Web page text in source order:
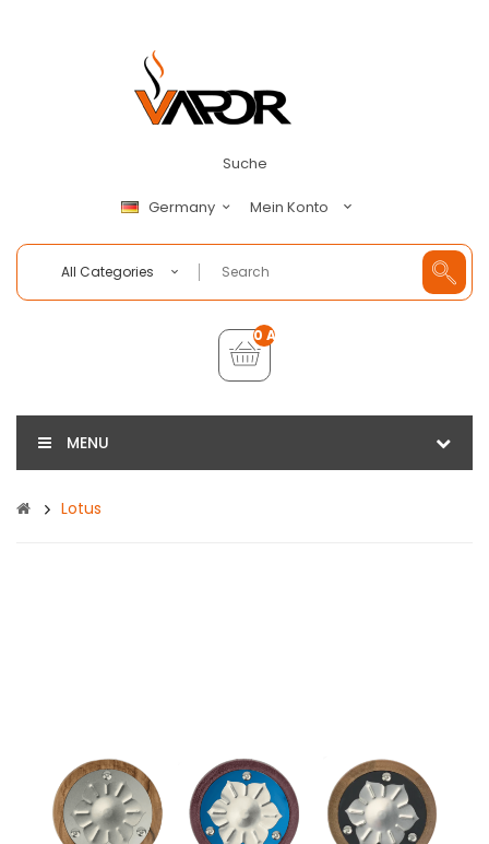
Suche
Germany Mein Konto
All Categories
0 Artikel - €0,00
MENU
Lotus